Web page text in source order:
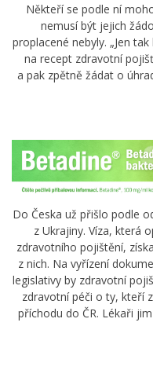
Někteří se podle ní
nemusí být jejich
proplacené nebyly. „Jen
na recept zdravotní
a pak zpětně žádat o
Do Česka už přišlo podle
z Ukrajiny. Víza, která
zdravotního pojištění,
z nich. Na vyřízení
legislativy by zdravotní
zdravotní péči o ty, kteří
příchodu do ČR. Lékaři